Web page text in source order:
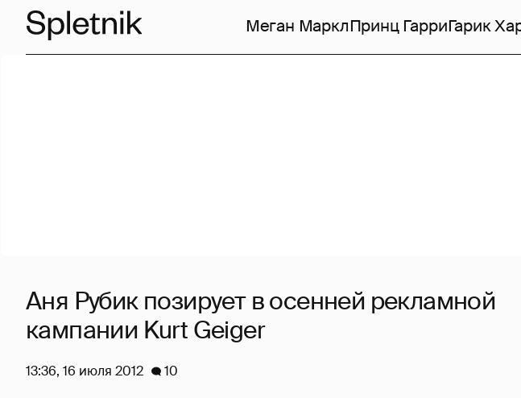
Меган МарклПринц ГарриГарик
Аня Рубик позирует в осенней рекламной
кампании Kurt Geiger
13:36, 16 июля 2012 10